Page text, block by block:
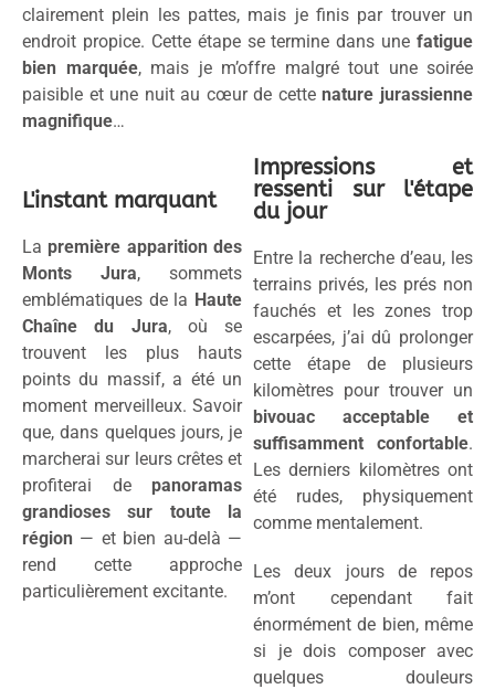
clairement plein les pattes, mais je finis par trouver un
endroit propice. Cette étape se termine dans une fatigue
bien marquée, mais je m’offre malgré tout une soirée
paisible et une nuit au cœur de cettenature jurassienne
magnifique…
L'instant marquant
La première apparition des
Monts Jura, sommets
emblématiques de la Haute
Chaîne du Jura, où se
trouvent les plus hauts
points du massif, a été un
moment merveilleux. Savoir
que, dans quelques jours, je
marcherai sur leurs crêtes et
profiterai de panoramas
grandioses sur toute la
région — et bien au-delà —
rend cette approche
particulièrement excitante.
Impressions et
ressenti sur l'étape
du jour
Entre la recherche d’eau, les
terrains privés, les prés non
fauchés et les zones trop
escarpées, j’ai dû prolonger
cette étape de plusieurs
kilomètres pour trouver un
bivouac acceptable et
suffisamment confortable.
Les derniers kilomètres ont
été rudes, physiquement
comme mentalement.
Les deux jours de repos
m’ont cependant fait
énormément de bien, même
si je dois composer avec
quelques douleurs